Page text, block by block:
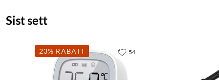
Sist sett
23% RABATT 54